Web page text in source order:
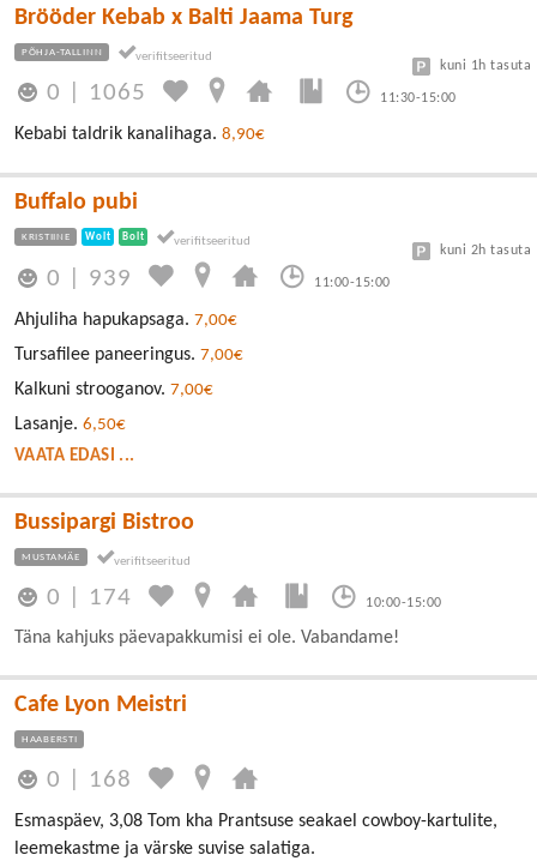
Brööder Kebab x Balti Jaama Turg
PÕHJA-TALLINN
0 1065 11:30-15:00
kuni 1h tasuta
Kebabi taldrik kanalihaga. 8,90€
Buffalo pubi
KRISTIINE Wolt Bolt
0 939 11:00-15:00
kuni 2h tasuta
Ahjuliha hapukapsaga. 7,00€
Tursafilee paneeringus. 7,00€
Kalkuni strooganov. 7,00€
Lasanje. 6,50€
VAATA EDASI ...
Bussipargi Bistroo
MUSTAMÄE
0 174 10:00-15:00
Täna kahjuks päevapakkumisi ei ole. Vabandame!
Cafe Lyon Meistri
HAABERSTI
0 168
Esmaspäev, 3,08 Tom kha Prantsuse seakael cowboy-kartulite,
leemekastme ja värske suvise salatiga.